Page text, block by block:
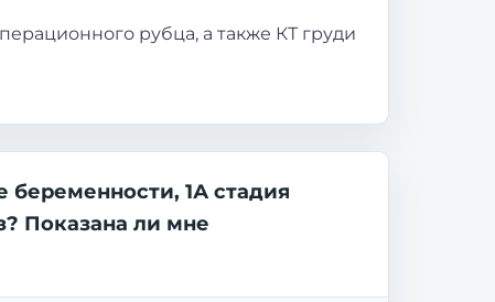
рубца, а также КТ груди
беременности, 1А стадия
Показана ли мне